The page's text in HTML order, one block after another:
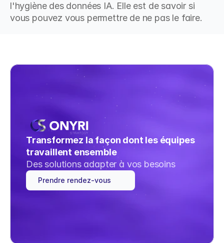
l'hygiène des données IA. Elle est de savoir si
vous pouvez vous permettre de ne pas le faire.
Transformez la façon dont les équipes
travaillent ensemble
Des solutions adapter à vos besoins
Prendre rendez-vous